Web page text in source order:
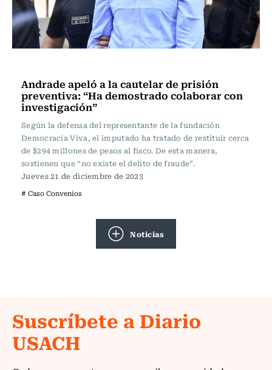
Andrade apeló a la cautelar de prisión
preventiva: “Ha demostrado colaborar con
investigación”
Según la defensa del representante de la fundación
Democracia Viva, el imputado ha tratado de restituir cerca
de $294 millones de pesos al fisco. De esta manera,
sostienen que “no existe el delito de fraude”.
Jueves 21 de diciembre de 2023
# Caso Convenios
Noticias